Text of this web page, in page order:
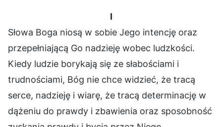
I
Słowa Boga niosą w sobie Jego intencję oraz
przepełniającą Go nadzieję wobec ludzkości.
Kiedy ludzie borykają się ze słabościami i
trudnościami, Bóg nie chce widzieć, że tracą
serce, nadzieję i wiarę, że tracą determinację w
dążeniu do prawdy i zbawienia oraz sposobność